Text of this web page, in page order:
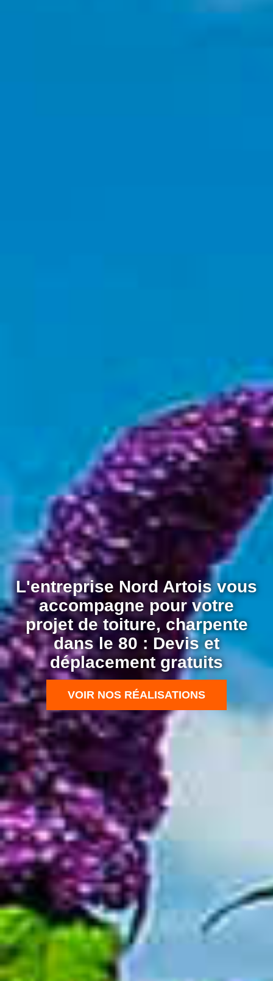
L'entreprise Nord Artois vous
accompagne pour votre
projet de toiture, charpente
dans le 80 : Devis et
déplacement gratuits
VOIR NOS RÉALISATIONS